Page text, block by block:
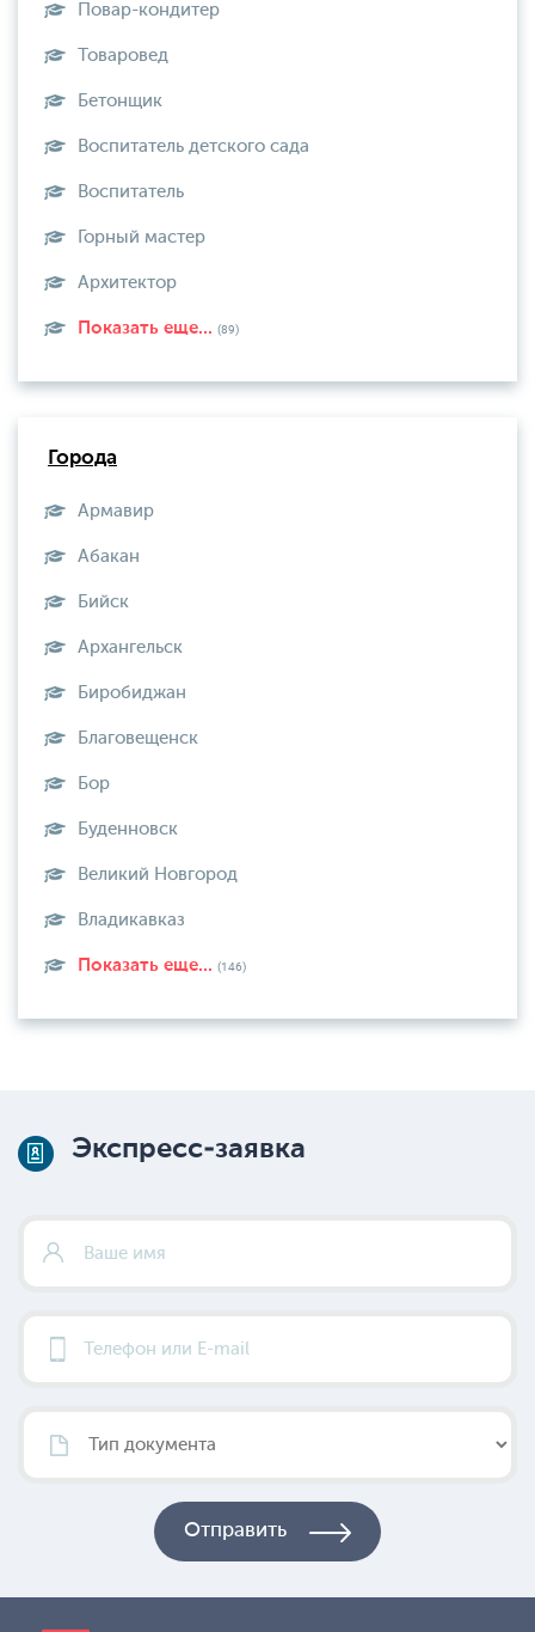
Повар-кондитер
Товаровед
Бетонщик
Воспитатель детского сада
Воспитатель
Горный мастер
Архитектор
Показать еще... (89)
Города
Армавир
Абакан
Бийск
Архангельск
Биробиджан
Благовещенск
Бор
Буденновск
Великий Новгород
Владикавказ
Показать еще... (146)
Экспресс-заявка